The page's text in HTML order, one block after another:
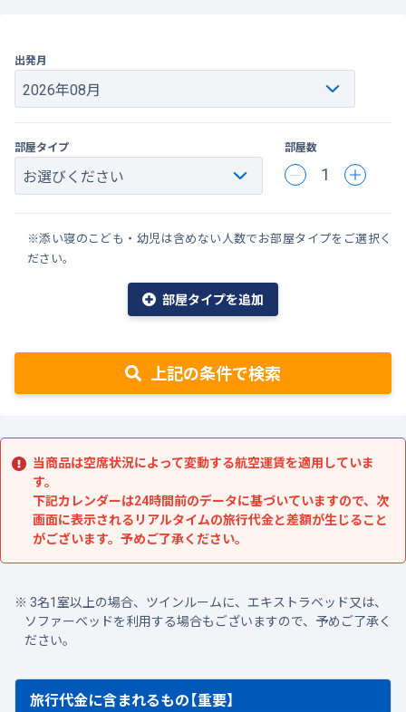
出発月
部屋タイプ 部屋数
1
※添い寝のこども・幼児は含めない人数でお部屋タイプをご選択く
ださい。
部屋タイプを追加
上記の条件で検索
当商品は空席状況によって変動する航空運賃を適用していま
す。
下記カレンダーは24時間前のデータに基づいていますので、次
画面に表示されるリアルタイムの旅行代金と差額が生じること
がございます。予めご了承ください。
3名1室以上の場合、ツインルームに、エキストラベッド又は、
ソファーベッドを利用する場合もございますので、予めご了承く
ださい。
旅行代金に含まれるもの【重要】